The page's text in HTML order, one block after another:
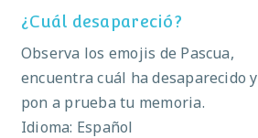
¿Cuál desapareció?
Observa los emojis de Pascua,
encuentra cuál ha desaparecido y
pon a prueba tu memoria.
Idioma: Español